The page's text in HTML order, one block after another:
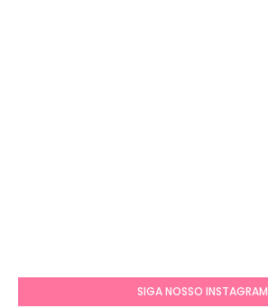
SIGA NOSSO INSTAGRAM